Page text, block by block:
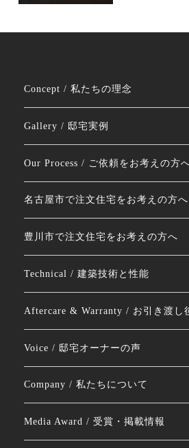
Concept / 私たちの理念
Gallery / 邸宅実例
Our Process / ご依頼をお考えの方
名古屋市で注文住宅をお考えの方へ
豊川市で注文住宅をお考えの方へ
Technical / 建築技術と性能
Aftercare & Warranty / お引き渡し
Voice / 邸宅オーナーの声
Company / 私たちについて
Media Award / 受賞・掲載情報